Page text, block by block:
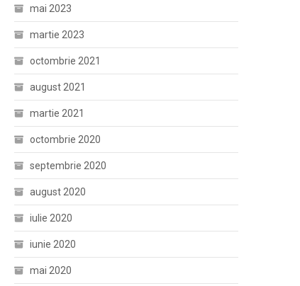
mai 2023
martie 2023
octombrie 2021
august 2021
martie 2021
octombrie 2020
septembrie 2020
august 2020
iulie 2020
iunie 2020
mai 2020